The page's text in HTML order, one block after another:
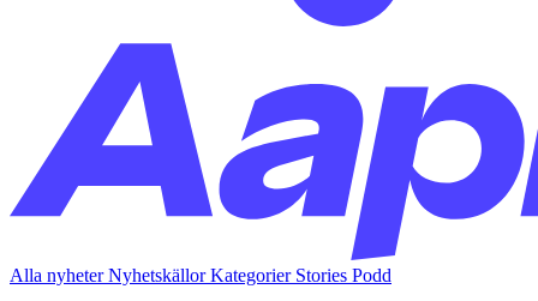
Alla nyheterNyhetskällorKategorier Stories Podd